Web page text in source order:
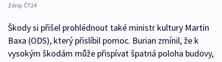
Zdroj: ČT24
Škody si přišel prohlédnout také ministr kultury Martin
Baxa (ODS), který přislíbil pomoc. Burian zmínil, že k
vysokým škodám může přispívat špatná poloha budovy,